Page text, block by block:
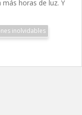
horas de luz. Y
inolvidables